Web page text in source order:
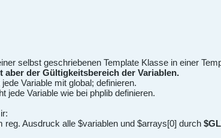
selbst geschriebenen Template Klasse in einer
aber der Gültigkeitsbereich der Variablen.
Variable mit global; definieren.
jede Variable wie bei phplib definieren.
reg. Ausdruck alle $variablen und $arrays[0] durch